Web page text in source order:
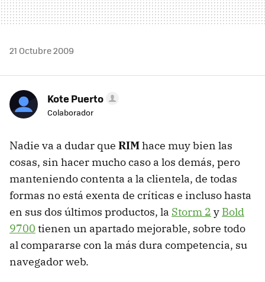
21 Octubre 2009
Kote Puerto
Colaborador
Nadie va a dudar que RIMhace muy bien las
cosas, sin hacer mucho caso a los demás, pero
manteniendo contenta a la clientela, de todas
formas no está exenta de críticas e incluso hasta
en sus dos últimos productos, la Storm 2 y Bold
9700 tienen un apartado mejorable, sobre todo
al compararse con la más dura competencia, su
navegador web.